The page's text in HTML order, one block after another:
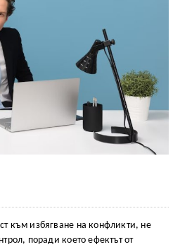
към избягване на конфликти, не
поради което ефектът от